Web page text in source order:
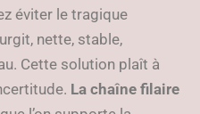
éviter le tragique
nette, stable,
Cette solution plaît à
La chaîne filaire